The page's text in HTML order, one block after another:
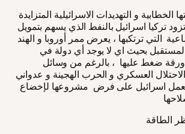
و التهديدات الاسرائيلية المتزايدة
تركيا اسرائيل بالنفط الذي يسهم بتمويل
التي ترتكبها ، يعرض ممر أوروبا و الهند
بحيث اي لا يوجد أي دولة في
ضغط عليها ، بالرغم من وسائل
العسكري و الحرب الهجينة و عدواني
تعمل اسرائيل على فرض مشروعها لإخضاع